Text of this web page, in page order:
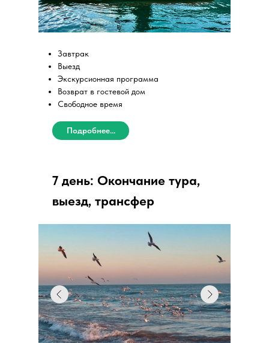
7 день: Окончание тура,
выезд, трансфер
Подробнее...
Завтрак
Выезд
Экскурсионная программа
Возврат в гостевой дом
Свободное время